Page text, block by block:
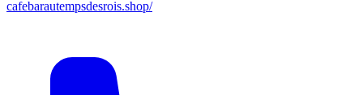
cafebarautempsdesrois.shop/